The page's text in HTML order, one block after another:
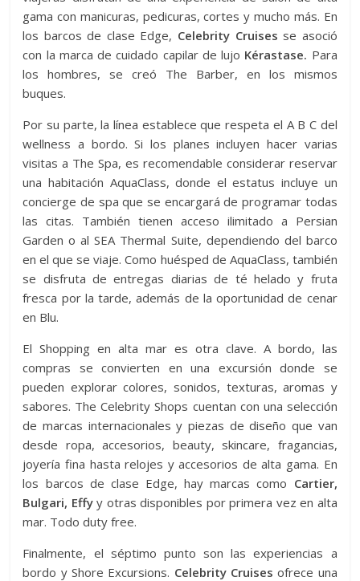
gama con manicuras, pedicuras, cortes y mucho más. En
los barcos de clase Edge, Celebrity Cruises se asoció
con la marca de cuidado capilar de lujo Kérastase. Para
los hombres, se creó The Barber, en los mismos
buques.
Por su parte, la línea establece que respeta el A B C del
wellness a bordo. Si los planes incluyen hacer varias
visitas a The Spa, es recomendable considerar reservar
una habitación AquaClass, donde el estatus incluye un
concierge de spa que se encargará de programar todas
las citas. También tienen acceso ilimitado a Persian
Garden o al SEA Thermal Suite, dependiendo del barco
en el que se viaje. Como huésped de AquaClass, también
se disfruta de entregas diarias de té helado y fruta
fresca por la tarde, además de la oportunidad de cenar
en Blu.
El Shopping en alta mar es otra clave. A bordo, las
compras se convierten en una excursión donde se
pueden explorar colores, sonidos, texturas, aromas y
sabores. The Celebrity Shops cuentan con una selección
de marcas internacionales y piezas de diseño que van
desde ropa, accesorios, beauty, skincare, fragancias,
joyería fina hasta relojes y accesorios de alta gama. En
los barcos de clase Edge, hay marcas como Cartier,
Bulgari, Effyy otras disponibles por primera vez en alta
mar. Todo duty free.
Finalmente, el séptimo punto son las experiencias a
bordo y Shore Excursions. Celebrity Cruises ofrece una